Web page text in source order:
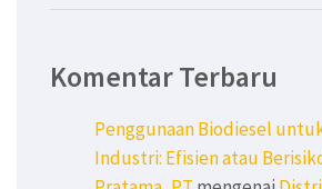
Komentar Terbaru
Penggunaan Biodiesel
Industri: Efisien atau